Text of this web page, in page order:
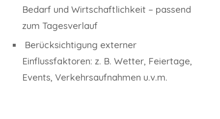
Bedarf und Wirtschaftlichkeit – passend
zum Tagesverlauf
Berücksichtigung externer
Einflussfaktoren: z. B. Wetter, Feiertage,
Events, Verkehrsaufnahmen u.v.m.